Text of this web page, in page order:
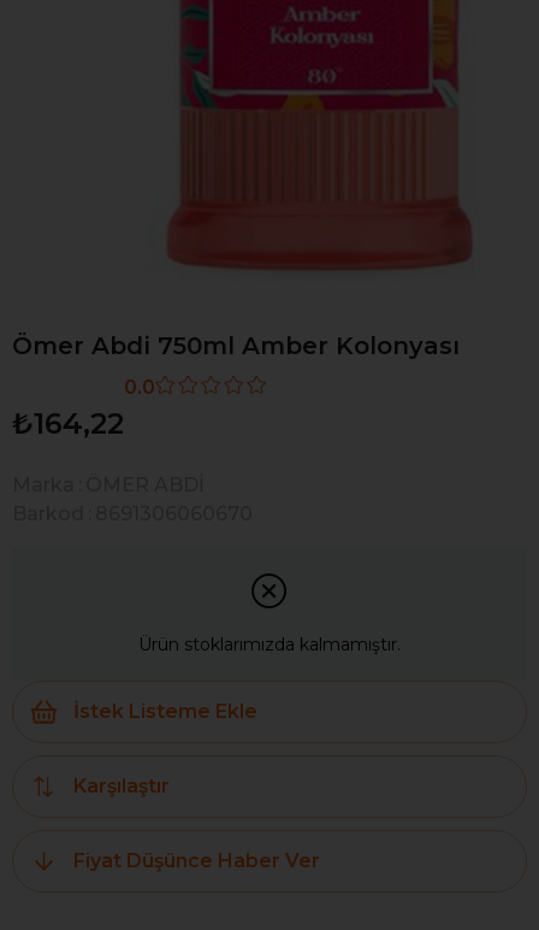
Ömer Abdi 750ml Amber Kolonyası
₺164,22
0.0
Ürün stoklarımızda kalmamıştır.
İstek Listeme Ekle
Karşılaştır
Fiyat Düşünce Haber Ver